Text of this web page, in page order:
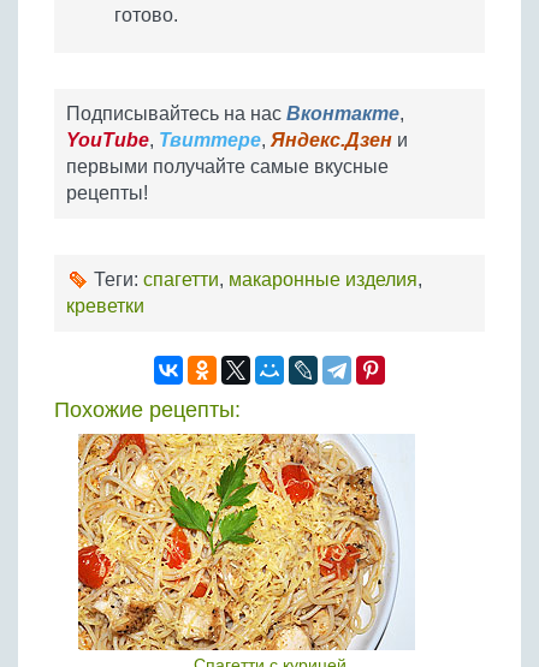
готово.
Подписывайтесь на нас Вконтакте,
YouTube, Твиттере, Яндекс.Дзен и
первыми получайте самые вкусные
рецепты!
Теги: спагетти, макаронные изделия,
креветки
Похожие рецепты: